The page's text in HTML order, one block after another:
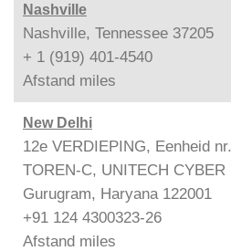
Nashville
Nashville, Tennessee 37205
+ 1 (919) 401-4540
Afstand miles
New Delhi
12e VERDIEPING, Eenheid
TOREN-C, UNITECH CYBER
Gurugram, Haryana 122001
+91 124 4300323-26
Afstand miles